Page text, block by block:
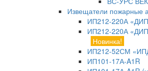
Извещатели пожарные
ИП212-220А
ИП212-220А
Новинка!
ИП212-52СМ
ИП101-17А-A1R